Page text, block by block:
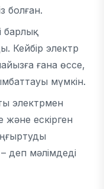
болған.
барлық
Кейбір электр
ғана өссе,
мүмкін.
электрмен
ескірген
деп мәлімдеді